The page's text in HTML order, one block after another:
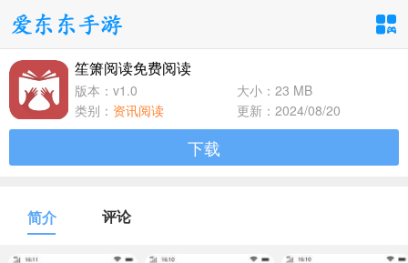
手游分类
卡牌回合
1百+款手游
1百+款手游
笙箫阅读免费阅读
版本：v1.0
大小：23 MB
类别： 资讯阅读 更新：2024/08/20
下载
简介 评论